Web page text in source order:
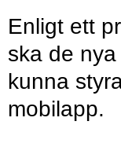
Enligt ett
ska de
kunna
mobilapp.